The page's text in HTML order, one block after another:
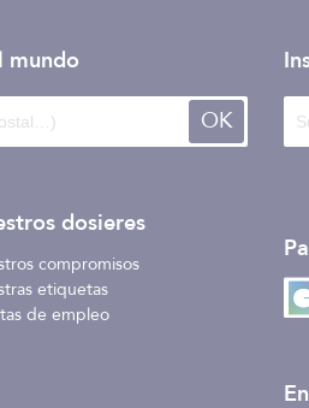
mundo
OK
dosieres
compromisos
etiquetas
de empleo